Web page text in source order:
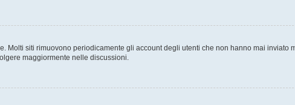
siti rimuovono periodicamente gli account degli utenti che non hanno mai inviato
maggiormente nelle discussioni.